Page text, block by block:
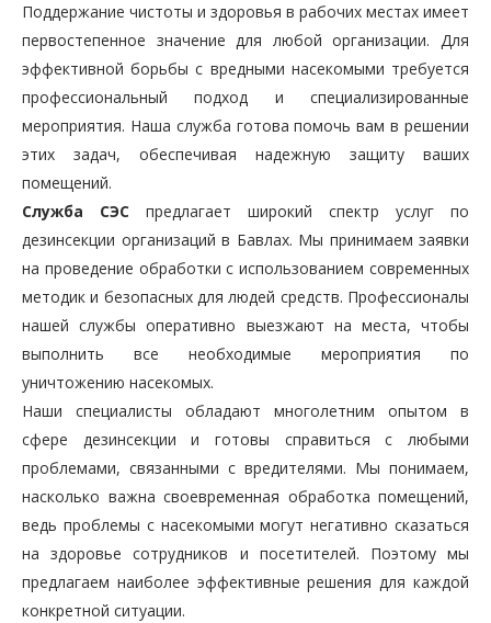
Поддержание чистоты и здоровья в рабочих местах имеет
первостепенное значение для любой организации. Для
эффективной борьбы с вредными насекомыми требуется
профессиональный подход и специализированные
мероприятия. Наша служба готова помочь вам в решении
этих задач, обеспечивая надежную защиту ваших
помещений.
Служба СЭС предлагает широкий спектр услуг по
дезинсекции организаций в Бавлах. Мы принимаем заявки
на проведение обработки с использованием современных
методик и безопасных для людей средств. Профессионалы
нашей службы оперативно выезжают на места, чтобы
выполнить все необходимые мероприятия по
уничтожению насекомых.
Наши специалисты обладают многолетним опытом в
сфере дезинсекции и готовы справиться с любыми
проблемами, связанными с вредителями. Мы понимаем,
насколько важна своевременная обработка помещений,
ведь проблемы с насекомыми могут негативно сказаться
на здоровье сотрудников и посетителей. Поэтому мы
предлагаем наиболее эффективные решения для каждой
конкретной ситуации.